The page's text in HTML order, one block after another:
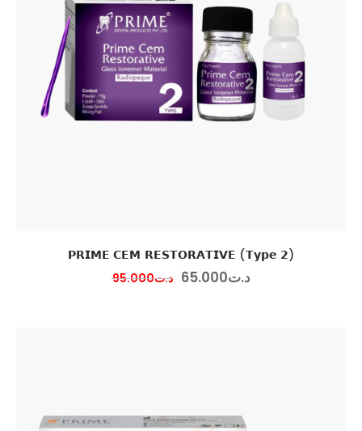
𝗣𝗥𝗜𝗠𝗘 𝗖𝗘𝗠 𝗥𝗘𝗦𝗧𝗢𝗥𝗔𝗧𝗜𝗩𝗘 (𝗧𝘆𝗽𝗲 𝟮)
د.ت
95.000 د.ت 65.000